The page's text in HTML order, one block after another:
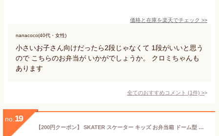
価格と在庫を楽天でチェック >>
nanacoco(40代・女性)
小さいお子さん向けだったら2段じゃなくて 1段がいいと思う
ので こちらのお弁当が いかがでしょうか。 クロミちゃんも
あります
全てのおすすめコメント (1件) >
no. 19
【200円クーポン】 SKATER スケーター キッズ お弁当箱 ドーム型 仕切り一体型 820ml クロミ うしろうしろ サンリオ 女の子 日本製 P84 ＜スケーター プレゼント 保育園 幼稚園 小学校 子供 女の子 小学生 お弁当箱 ランチボックス かわいい おしゃれ お返し 軽量＞